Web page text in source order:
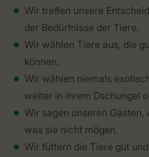
Wir treffen unsere
der Bedürfnisse der Tiere.
Wir wählen Tiere aus, die
können.
Wir wählen niemals
weiter in ihrem Dschungel
Wir sagen unseren
was sie nicht mögen.
Wir füttern die Tiere gut